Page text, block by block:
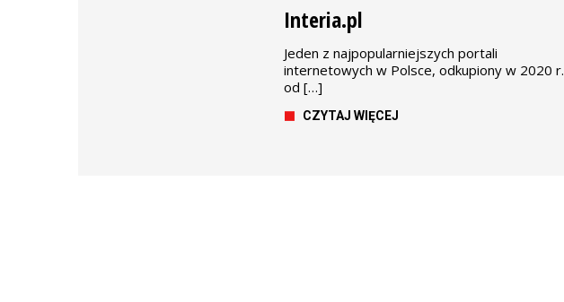
Interia.pl
Jeden z najpopularniejszych portali
internetowych w Polsce, odkupiony w 2020 r.
od […]
CZYTAJ WIĘCEJ